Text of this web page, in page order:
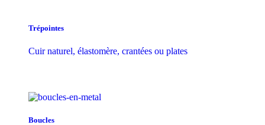
Trépointes
Cuir naturel, élastomère, crantées ou plates
Boucles